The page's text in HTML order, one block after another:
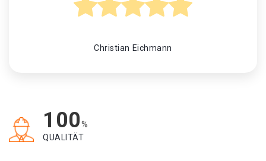
Christian Eichmann
100%
QUALITÄT